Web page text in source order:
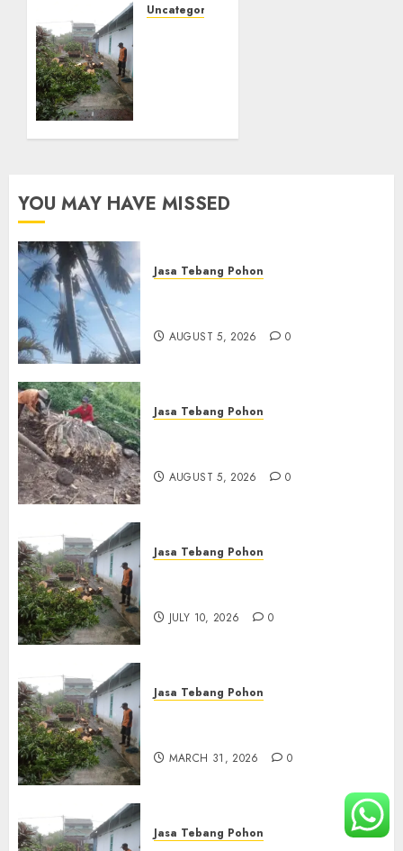
Mantrijeron
Uncategorized
0
YOU MAY HAVE MISSED
Jasa Tebang Pohon
AUGUST 5, 2026 0
Jasa Tebang Pohon
AUGUST 5, 2026 0
Jasa Tebang Pohon
JULY 10, 2026 0
Jasa Tebang Pohon
MARCH 31, 2026 0
Jasa Tebang Pohon